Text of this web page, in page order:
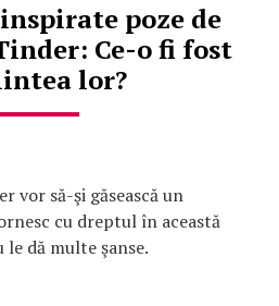
poze de
Ce-o fi fost
lor?
vor să-şi găsească un
cu dreptul în această
le dă multe şanse.